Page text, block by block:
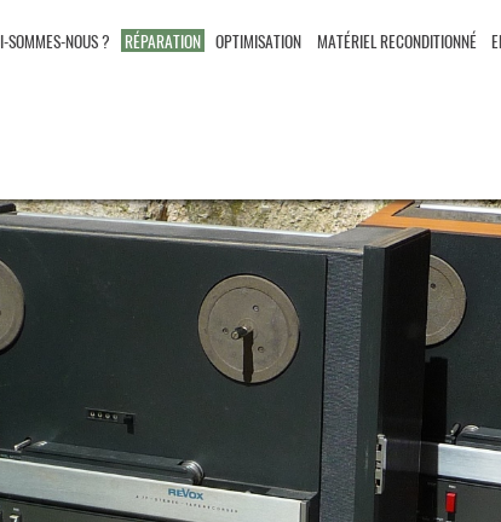
SOMMES-NOUS ? RÉPARATION OPTIMISATION MATÉRIEL RECONDITIONNÉ